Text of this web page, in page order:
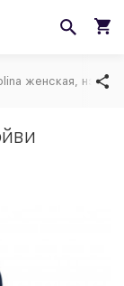
женская, нэйви